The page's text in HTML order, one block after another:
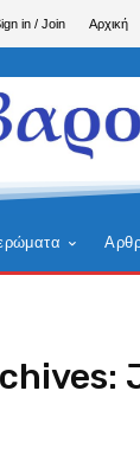
in / Join Αρχική